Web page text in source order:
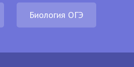
Биология ОГЭ